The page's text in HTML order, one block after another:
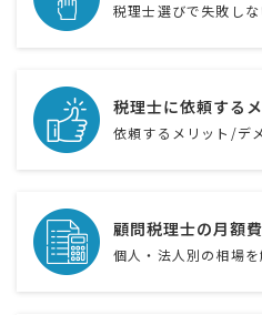
税理士選びで失敗し
税理士に依頼する
依頼するメリット/デ
顧問税理士の月額
個人・法人別の相場を